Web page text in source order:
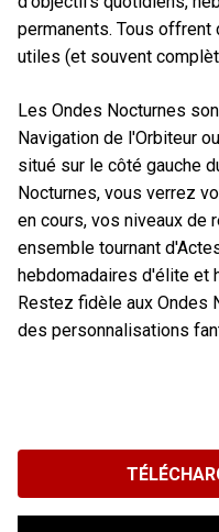
permanents. Tous
utiles (et souvent
Les Ondes Nocturnes
Navigation de l'Orbiteur
situé sur le côté gauche
Nocturnes, vous verrez
en cours, vos niveaux de
ensemble tournant
hebdomadaires d'élite et
Restez fidèle aux Ondes
des personnalisations